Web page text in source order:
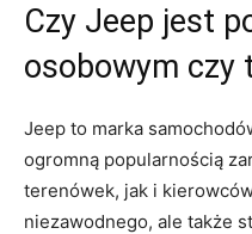
Czy Jeep jest
osobowym czy
Jeep to marka
ogromną popularnością
terenówek, jak i
niezawodnego, ale także